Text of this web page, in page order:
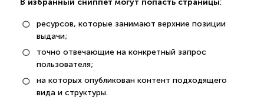
:
ресурсов, которые занимают верхние позиции
выдачи;
точно отвечающие на конкретный запрос
пользователя;
на которых опубликован контент подходящего
вида и структуры.